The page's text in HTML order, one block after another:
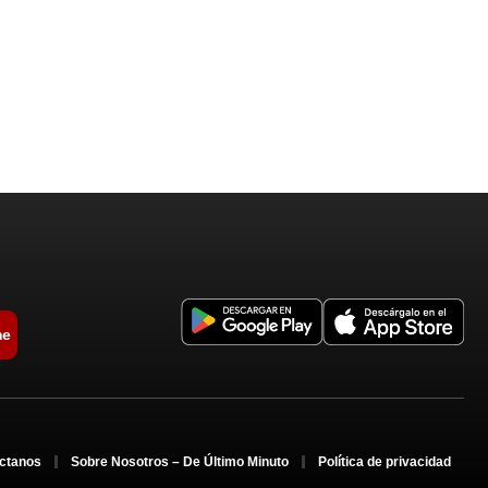
Sobre Nosotros – De Último Minuto Política de privacidad